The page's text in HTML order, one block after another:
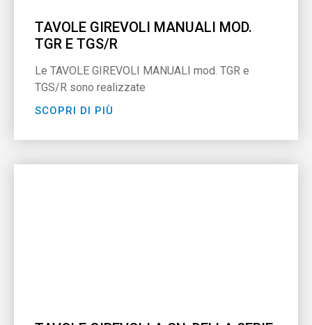
TAVOLE GIREVOLI MANUALI MOD.
TGR E TGS/R
Le TAVOLE GIREVOLI MANUALI mod. TGR e
TGS/R sono realizzate
SCOPRI DI PIÙ